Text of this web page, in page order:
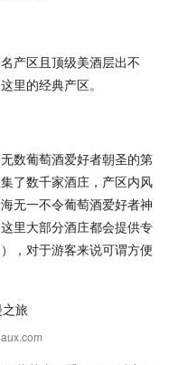
产区且顶级美酒层出不
里的经典产区。
数葡萄酒爱好者朝圣的第
了数千家酒庄，产区内风
无一不令葡萄酒爱好者神
里大部分酒庄都会提供专
，对于游客来说可谓方便